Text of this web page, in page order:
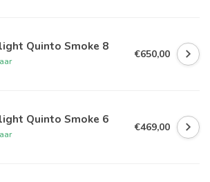
Quinto Smoke 8
€650,00
Quinto Smoke 6
€469,00